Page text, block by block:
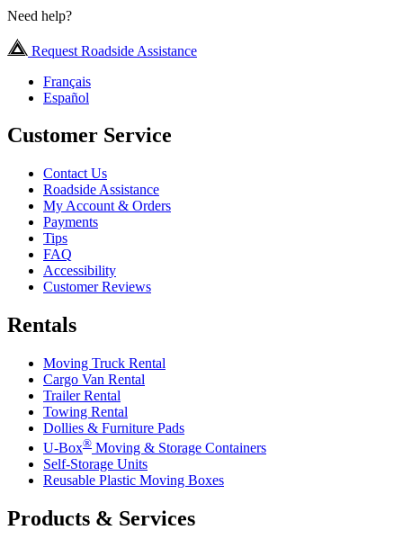
Need help?
Request Roadside Assistance
Français
Español
Customer Service
Contact Us
Roadside Assistance
My Account & Orders
Payments
Tips
FAQ
Accessibility
Customer Reviews
Rentals
Moving Truck Rental
Cargo Van Rental
Trailer Rental
Towing Rental
Dollies & Furniture Pads
U-Box® Moving & Storage Containers
Self-Storage Units
Reusable Plastic Moving Boxes
Products & Services